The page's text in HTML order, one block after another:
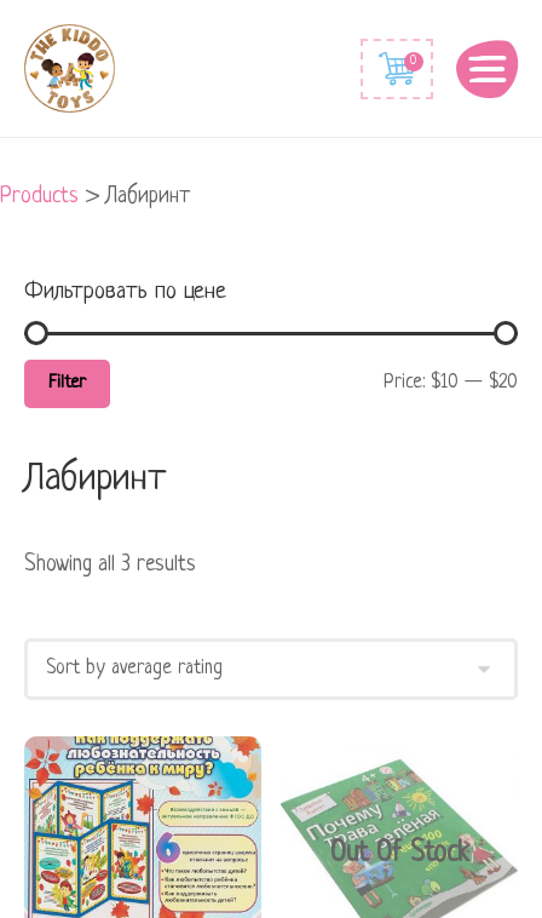
0
Products >Лабиринт
Фильтровать по цене
price
price
Filter Price: $10 — $20
Лабиринт
Showing all 3 results
Out Of Stock